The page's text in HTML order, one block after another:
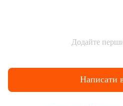
Додайте
Написати